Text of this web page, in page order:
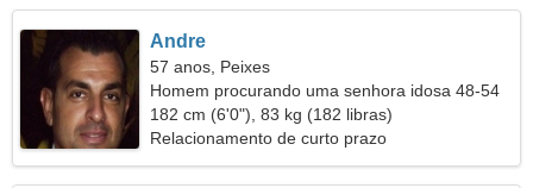
Andre
57 anos, Peixes
Homem procurando uma senhora idosa 48-54
182 cm (6'0"), 83 kg (182 libras)
Relacionamento de curto prazo